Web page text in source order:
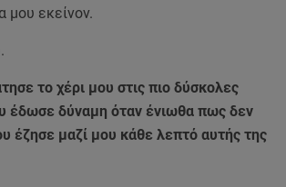
μου εκείνον.
το χέρι μου στις πιο δύσκολες
έδωσε δύναμη όταν ένιωθα πως δεν
έζησε μαζί μου κάθε λεπτό αυτής της